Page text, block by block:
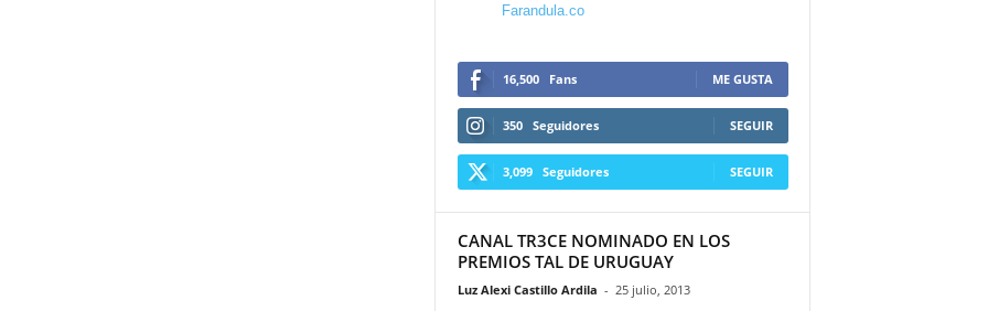
Farandula.co
16,500 Fans ME GUSTA
350 Seguidores SEGUIR
3,099 Seguidores SEGUIR
CANAL TR3CE NOMINADO EN LOS
PREMIOS TAL DE URUGUAY
Luz Alexi Castillo Ardila - 25 julio, 2013